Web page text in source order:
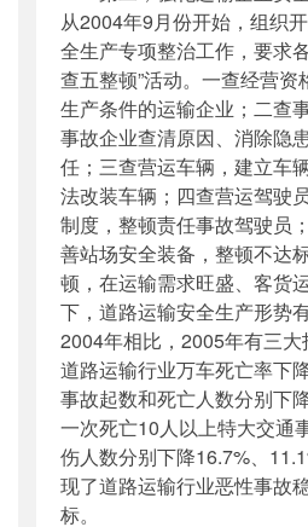
从2004年9月份开始，组织
全生产专项整治工作，要求
查五整顿”活动。一查经营
生产条件的运输企业；二查
事故企业查清原因、消除隐
任；三查营运车辆，建立车
法改装车辆；四查营运驾驶
制度，整顿责任事故驾驶员
善站场安全装备，整顿不达
顿，在运输需求旺盛、客货
下，道路运输安全生产形势
2004年相比，2005年有三
道路运输行业万车死亡率下
事故起数和死亡人数分别下
一次死亡10人以上特大交通
伤人数分别下降16.7%、
现了道路运输行业恶性事故
标。